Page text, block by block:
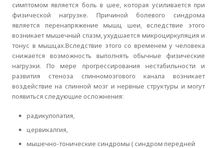
симптомом является боль в шее, которая усиливается при
физической нагрузке. Причиной болевого синдрома
является перенапряжение мышц шеи, вследствие этого
возникает мышечный спазм, ухудшается микроциркуляция и
тонус в мышцах.Вследствие этого со временем у человека
снижается возможность выполнять обычные физические
нагрузки. По мере прогрессирования нестабильности и
развития стеноза спинномозгового канала возникает
воздействие на спинной мозг и нервные структуры и могут
появиться следующие осложнения:
радикулопатия,
цервикалгия,
мышечно-тонические синдромы ( синдром передней